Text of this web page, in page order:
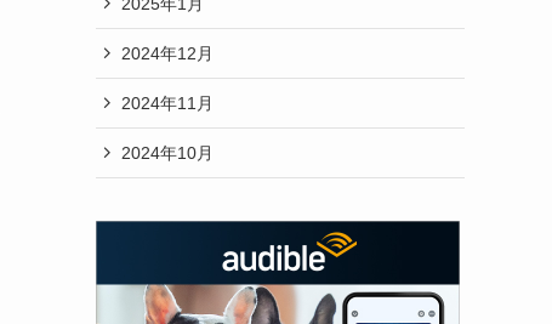
2024年12月
2024年11月
2024年10月